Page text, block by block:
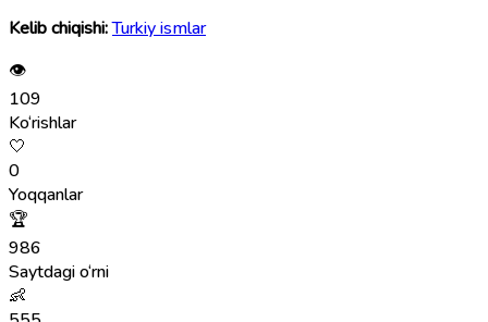
Kelib chiqishi:Turkiy ismlar
👁
109
Ko‘rishlar
🤍
0
Yoqqanlar
🏆
986
Saytdagi o‘rni
👶